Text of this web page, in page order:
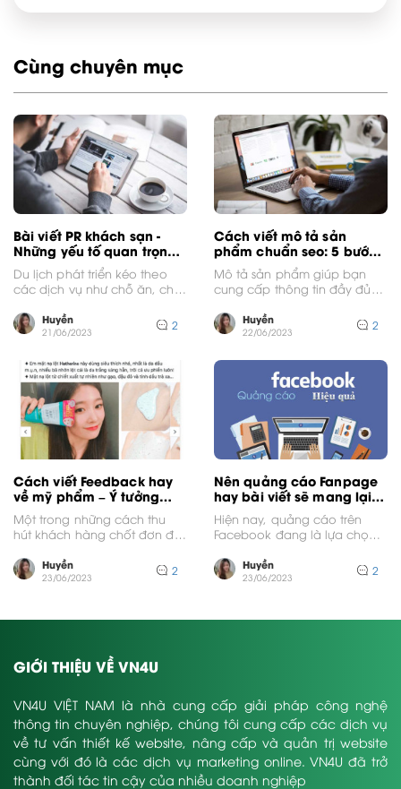
Cùng chuyên mục
Bài viết PR khách sạn -
Những yếu tố quan trọng
khi viết bài
Du lịch phát triển kéo theo
các dịch vụ như chỗ ăn, chỗ
Huyền
21/06/2023 2
Cách viết mô tả sản
phẩm chuẩn seo: 5 bước
tạo nên bài viết chất
lượng
Mô tả sản phẩm giúp bạn
cung cấp thông tin đầy đủ
Huyền
22/06/2023 2
Cách viết Feedback hay
về mỹ phẩm – Ý tưởng
hay khách “chốt đơn” ầm
ầm
Một trong những cách thu
hút khách hàng chốt đơn đó
Thông thường,...
Huyền
23/06/2023 2
Nên quảng cáo Fanpage
hay bài viết sẽ mang lại
hiệu quả tốt hơn?
Hiện nay, quảng cáo trên
Facebook đang là lựa chọn
nhân, doanh nghiệp....
Huyền
23/06/2023 2
GIỚI THIỆU VỀ VN4U
VN4U VIỆT NAM là nhà cung cấp giải pháp công nghệ
thông tin chuyên nghiệp, chúng tôi cung cấp các dịch vụ
về tư vấn thiết kế website, nâng cấp và quản trị website
cùng với đó là các dịch vụ marketing online. VN4U đã trở
thành đối tác tin cậy của nhiều doanh nghiệp